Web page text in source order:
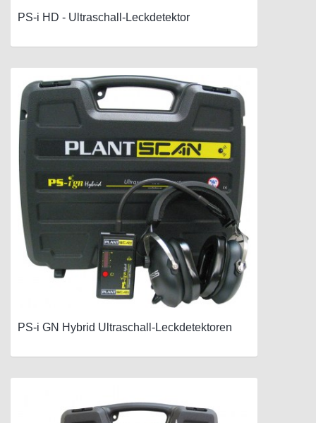
PS-i HD - Ultraschall-Leckdetektor
PS-i GN Hybrid Ultraschall-Leckdetektoren